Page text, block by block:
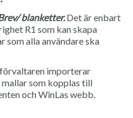
blanketter.Det är enbart
R1 som kan skapa
som alla användare ska
importerar
som kopplas till
och WinLas webb.